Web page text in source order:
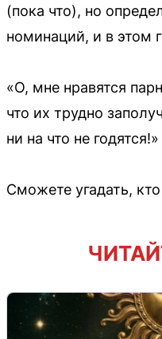
(пока что), но
номинаций, и в этом
«О, мне нравятся
что их трудно
ни на что не годятся!»
Сможете угадать, кто